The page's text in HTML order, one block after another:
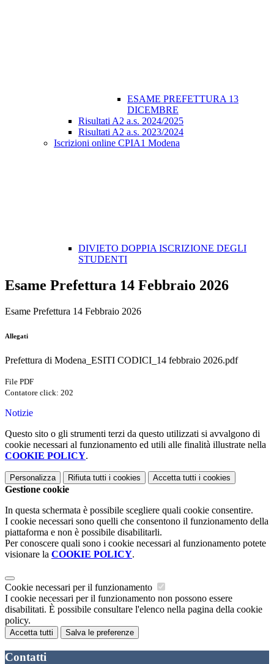
ESAME PREFETTURA 13
DICEMBRE
Risultati A2 a.s. 2024/2025
Risultati A2 a.s. 2023/2024
Iscrizioni online CPIA1 Modena
DIVIETO DOPPIA ISCRIZIONE DEGLI
STUDENTI
Esame Prefettura 14 Febbraio 2026
Esame Prefettura 14 Febbraio 2026
Allegati
Prefettura di Modena_ESITI CODICI_14 febbraio 2026.pdf
File PDF
Contatore click: 202
Notizie
Questo sito o gli strumenti terzi da questo utilizzati si avvalgono di
cookie necessari al funzionamento ed utili alle finalità illustrate nella
COOKIE POLICY.
Personalizza Rifiuta tutti i cookies Accetta tutti i cookies
Gestione cookie
In questa schermata è possibile scegliere quali cookie consentire.
I cookie necessari sono quelli che consentono il funzionamento della
piattaforma e non è possibile disabilitarli.
Per conoscere quali sono i cookie necessari al funzionamento potete
visionare la COOKIE POLICY.
Cookie necessari per il funzionamento
I cookie necessari per il funzionamento non possono essere
disabilitati. È possibile consultare l'elenco nella pagina della cookie
policy.
Accetta tutti Salva le preferenze
Contatti